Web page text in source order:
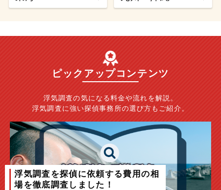
ピックアップコンテンツ
浮気調査の気になる料金や流れを解説。
浮気調査に強い探偵事務所の選び方もご紹介。
浮気調査を探偵に依頼する費用の相
場を徹底調査しました！